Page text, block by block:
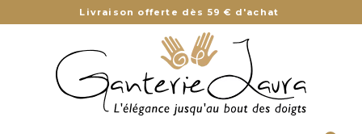
Livraison offerte dès 59 € d'achat